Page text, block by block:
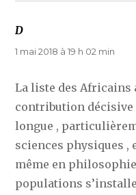
D
1 mai 2018 à 19 h 02 min
La liste des Africains
contribution
longue ,
sciences physiques ,
même en
populations